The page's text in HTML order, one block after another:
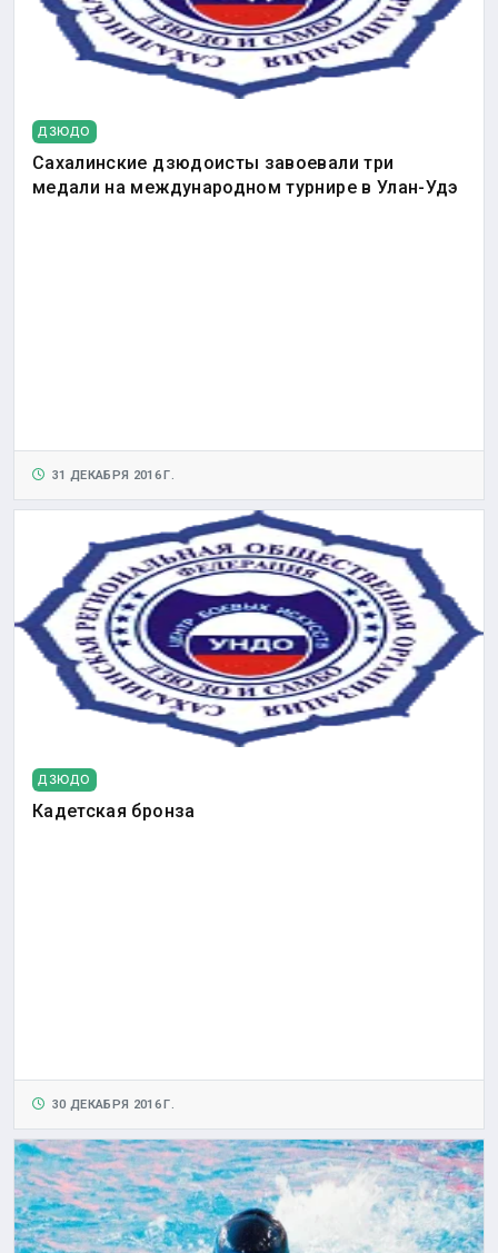
ДЗЮДО
Сахалинские дзюдоисты завоевали три
медали на международном турнире в Улан-Удэ
31 ДЕКАБРЯ 2016 Г.
ДЗЮДО
Кадетская бронза
30 ДЕКАБРЯ 2016 Г.